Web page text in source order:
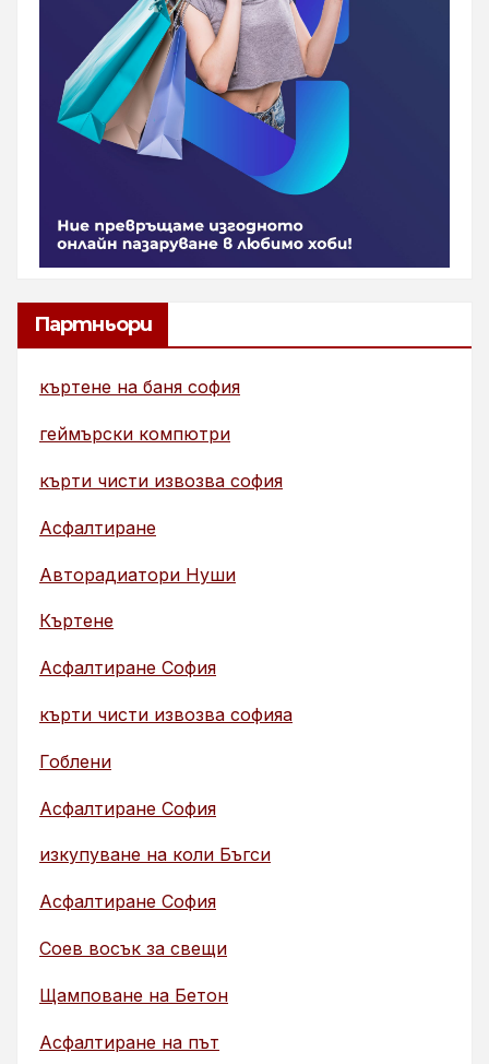
Партньори
къртене на баня софия
геймърски компютри
кърти чисти извозва софия
Асфалтиране
Авторадиатори Нуши
Къртене
Асфалтиране София
кърти чисти извозва софияа
Гоблени
Асфалтиране София
изкупуване на коли Бъгси
Асфалтиране София
Соев восък за свещи
Щамповане на Бетон
Асфалтиране на път